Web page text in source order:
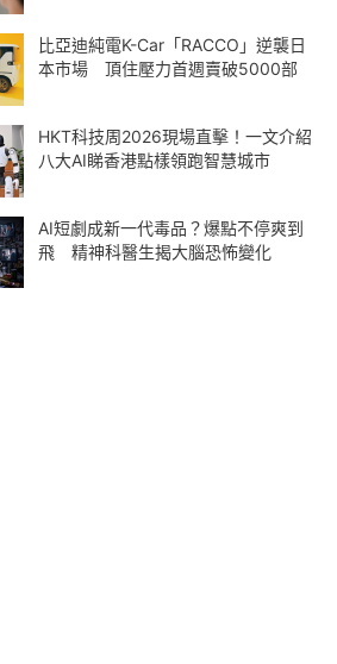
比亞迪純電K-Car「RACCO」逆襲日
本市場 頂住壓力首週賣破5000部
HKT科技周2026現場直擊！一文介紹
八大AI睇香港點樣領跑智慧城市
AI短劇成新一代毒品？爆點不停爽到
飛 精神科醫生揭大腦恐怖變化